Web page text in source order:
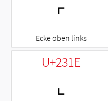
⌜
Ecke oben links
U+231E
⌞